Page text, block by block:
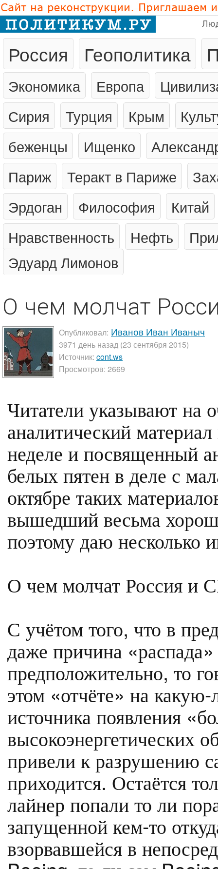
Россия Геополитика
Экономика Европа
Сирия
Турция Крым
беженцы
Ищенко
Париж
Теракт в Париже
Эрдоган
Философия
Китай
Нравственность
Нефть
Эдуард Лимонов
О чем молчат
Опубликовал: Иванов Иван Иваныч
3971 день назад (23 сентября 2015)
Источник: cont.ws
Просмотров: 2669
Читатели указывают на
аналитический
неделе и посвященный
белых пятен в деле с
октябре таких
вышедший весьма
поэтому даю несколько
О чем молчат Россия
С учётом того, что в
даже причина
предположительно, то
этом «отчёте» на
источника появления
высокоэнергетических
привели к разрушению
приходится. Остаётся
лайнер попали то ли
запущенной кем-то
взорвавшейся в